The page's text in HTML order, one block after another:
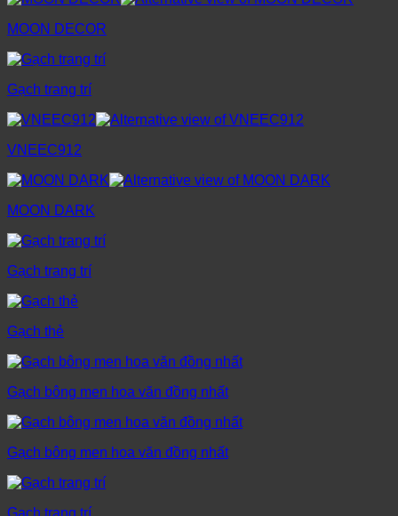
MOON DECOR
Gạch trang trí
VNEEC912
MOON DARK
Gạch trang trí
Gạch thẻ
Gạch bông men hoa văn đồng nhất
Gạch bông men hoa văn đồng nhất